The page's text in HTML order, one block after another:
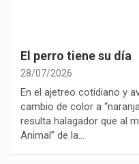
El perro tiene su día
28/07/2026
En el ajetreo cotidiano y
cambio de color a
resulta halagador que al
Animal” de la…